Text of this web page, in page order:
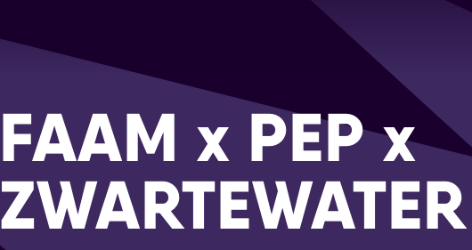
FAAM x PEP x
ZWARTEWATER